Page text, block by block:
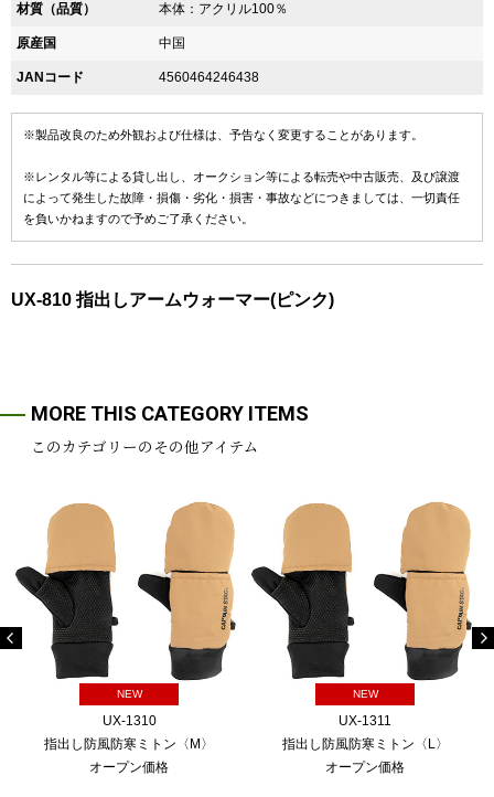
材質（品質） 本体：アクリル100％
原産国 中国
JANコード 4560464246438
※製品改良のため外観および仕様は、予告なく変更することがあります。
※レンタル等による貸し出し、オークション等による転売や中古販売、及び譲渡
によって発生した故障・損傷・劣化・損害・事故などにつきましては、一切責任
を負いかねますので予めご了承ください。
UX-810 指出しアームウォーマー(ピンク)
MORE THIS CATEGORY ITEMS
このカテゴリーのその他アイテム
NEW
UX-1310
指出し防風防寒ミトン〈M〉
オープン価格
NEW
UX-1311
指出し防風防寒ミトン〈L〉
オープン価格